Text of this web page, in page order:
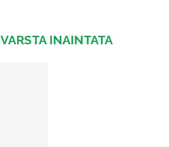
VARSTA INAINTATA